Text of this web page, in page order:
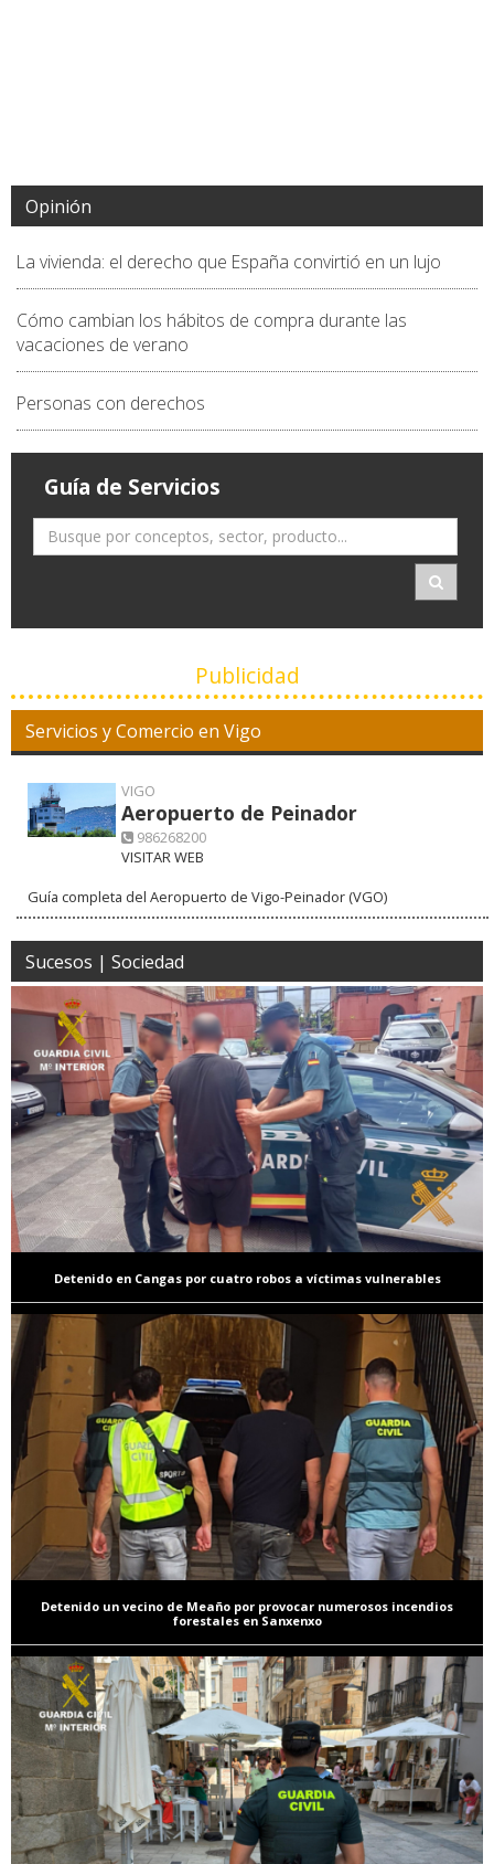
Opinión
La vivienda: el derecho que España convirtió en un lujo
Cómo cambian los hábitos de compra durante las
vacaciones de verano
Personas con derechos
Guía de Servicios
Publicidad
Servicios y Comercio en Vigo
VIGO
Aeropuerto de Peinador
986268200
VISITAR WEB
Guía completa del Aeropuerto de Vigo-Peinador (VGO)
Sucesos | Sociedad
Detenido en Cangas por cuatro robos a víctimas vulnerables
Detenido un vecino de Meaño por provocar numerosos incendios
forestales en Sanxenxo